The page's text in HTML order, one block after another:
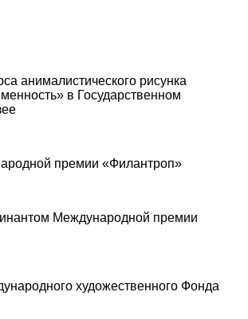
анималистического рисунка
в Государственном
премии «Филантроп»
Международной премии
художественного Фонда